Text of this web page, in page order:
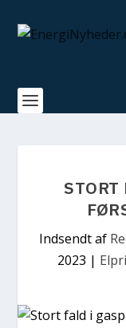
Indsendt af
2023 |